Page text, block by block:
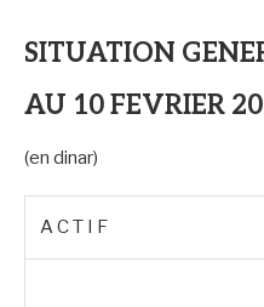
SITUATION
AU 10 FEVRIER
(en dinar)
A C T I F